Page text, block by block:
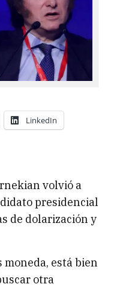
LinkedIn
volvió a
presidencial
de dolarización y
moneda, está bien
otra